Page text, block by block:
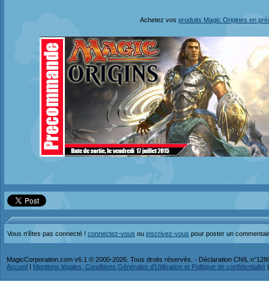
Achetez vos produits Magic Origines en
Vous n'êtes pas connecté ! connectez-vous ou inscrivez-vous pour poster un
MagicCorporation.com v6.1 © 2000-2026. Tous droits réservés. - Déclaration CNIL
Accueil | Mentions légales, Conditions Générales d'Utilisation et Politique de confidentialité